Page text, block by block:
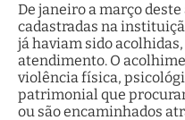
De janeiro a março
cadastradas na
já haviam sido
atendimento. O
violência física,
patrimonial que
ou são encaminhados